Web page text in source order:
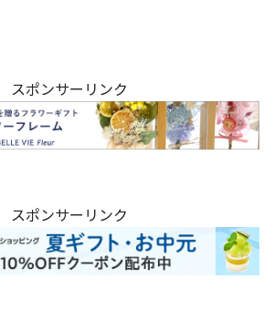
スポンサーリンク
スポンサーリンク